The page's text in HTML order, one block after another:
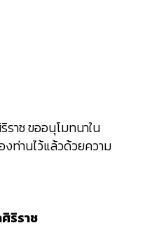
ราช ขออนุโมทนาใน
ท่านไว้แล้วด้วยความ
ริราช